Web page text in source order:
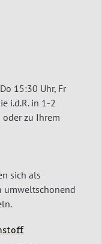
15:30 Uhr, Fr
i.d.R. in 1-2
oder zu Ihrem
sich als
umweltschonend